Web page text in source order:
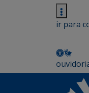
ir para